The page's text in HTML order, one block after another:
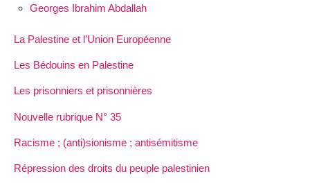
Georges Ibrahim Abdallah
La Palestine et l’Union Européenne
Les Bédouins en Palestine
Les prisonniers et prisonnières
Nouvelle rubrique N° 35
Racisme ; (anti)sionisme ; antisémitisme
Répression des droits du peuple palestinien